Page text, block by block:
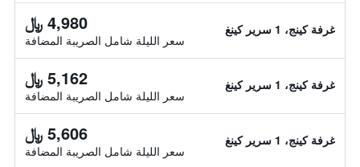
غرفة كينج، 1 سرير كينغ 4,980 ﷼
سعر الليلة شامل الصريبة المضافة
غرفة كينج، 1 سرير كينغ 5,162 ﷼
سعر الليلة شامل الصريبة المضافة
غرفة كينج، 1 سرير كينغ 5,606 ﷼
سعر الليلة شامل الصريبة المضافة